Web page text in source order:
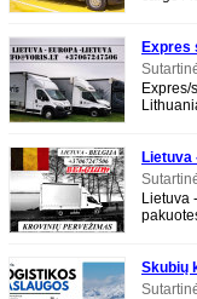
Expres
Expres/
Lietuva
Lietuva
Skubių